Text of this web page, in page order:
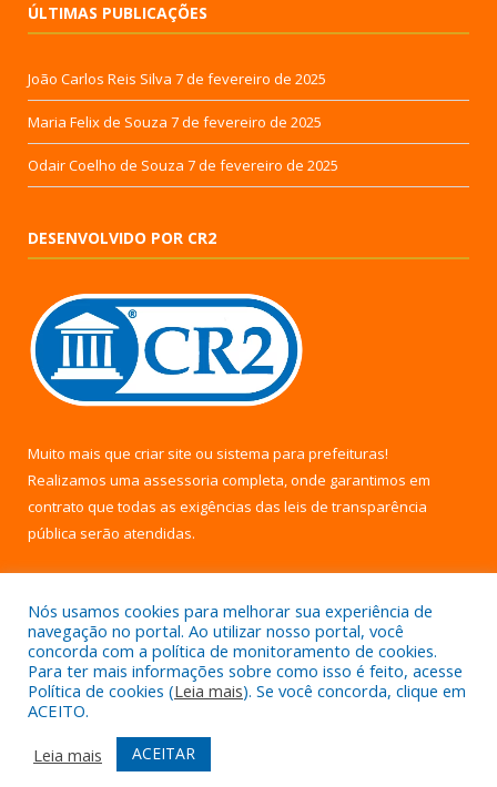
ÚLTIMAS PUBLICAÇÕES
João Carlos Reis Silva 7 de fevereiro de 2025
Maria Felix de Souza 7 de fevereiro de 2025
Odair Coelho de Souza 7 de fevereiro de 2025
DESENVOLVIDO POR CR2
Muito mais que criar site ou sistema para prefeituras!
Realizamos uma assessoria completa, onde garantimos em
contrato que todas as exigências das leis de transparência
pública serão atendidas.
Todos os direitos reservados a Câmara Municipal de Uruará.
Mapa do Site
Acessar Área Administrativa
Acessar Webmail
Nós usamos cookies para melhorar sua experiência de
navegação no portal. Ao utilizar nosso portal, você
concorda com a política de monitoramento de cookies.
Para ter mais informações sobre como isso é feito, acesse
Política de cookies (Leia mais). Se você concorda, clique em
ACEITO.
Leia mais
ACEITAR